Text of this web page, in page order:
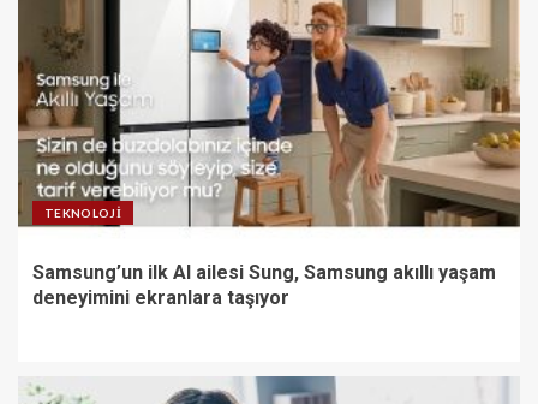
TEKNOLOJI
Samsung’un ilk AI ailesi Sung, Samsung akıllı yaşam
deneyimini ekranlara taşıyor